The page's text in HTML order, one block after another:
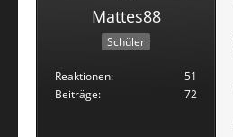
Mattes88
Schüler
Reaktionen
51
Beiträge
72